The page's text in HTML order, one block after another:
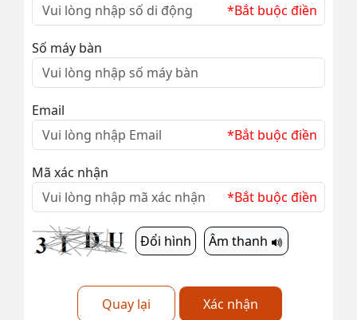
*Bắt buộc điền
Số máy bàn
Email
*Bắt buộc điền
Mã xác nhận
*Bắt buộc điền
Đổi hình Âm thanh
Quay lại Xác nhận